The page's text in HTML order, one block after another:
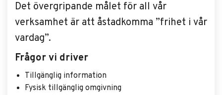
Det övergripande målet för all vår
verksamhet är att åstadkomma ”frihet i vår
vardag”.
Frågor vi driver
Tillgänglig information
Fysisk tillgänglig omgivning